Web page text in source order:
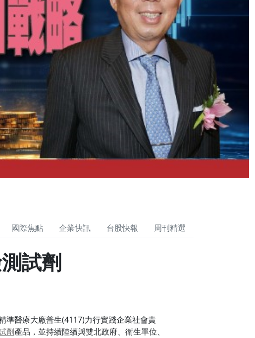
國際焦點 企業快訊 台股快報 周刊精選
試劑
準醫療大廠普生(4117)力行實踐企業社會責
劑產品，並持續陸續與雙北政府、衛生單位、